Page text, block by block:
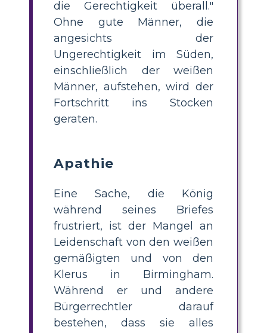
die Gerechtigkeit überall."
Ohne gute Männer, die
angesichts der
Ungerechtigkeit im Süden,
einschließlich der weißen
Männer, aufstehen, wird der
Fortschritt ins Stocken
geraten.
Apathie
Eine Sache, die König
während seines Briefes
frustriert, ist der Mangel an
Leidenschaft von den weißen
gemäßigten und von den
Klerus in Birmingham.
Während er und andere
Bürgerrechtler darauf
bestehen, dass sie alles